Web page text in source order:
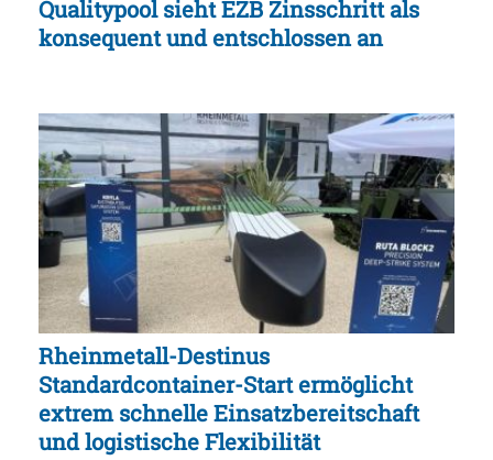
Qualitypool sieht EZB Zinsschritt als
konsequent und entschlossen an
Rheinmetall-Destinus
Standardcontainer-Start ermöglicht
extrem schnelle Einsatzbereitschaft
und logistische Flexibilität